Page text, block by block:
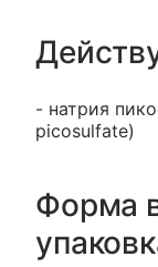
- натрия
picosulfate)
Форма